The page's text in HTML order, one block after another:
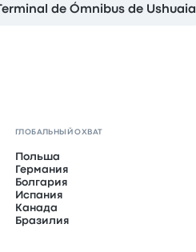
Terminal de Ómnibus de Ushuaia
ГЛОБАЛЬНЫЙ ОХВАТ
Польша
Германия
Болгария
Испания
Канада
Бразилия